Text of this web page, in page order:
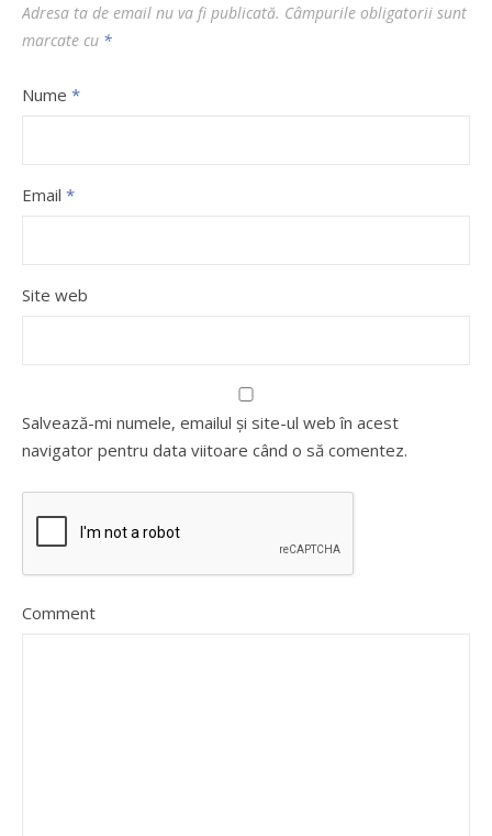
Adresa ta de email nu va fi publicată. Câmpurile obligatorii sunt
marcate cu *
Nume *
Email *
Site web
Salvează-mi numele, emailul și site-ul web în acest
navigator pentru data viitoare când o să comentez.
Comment